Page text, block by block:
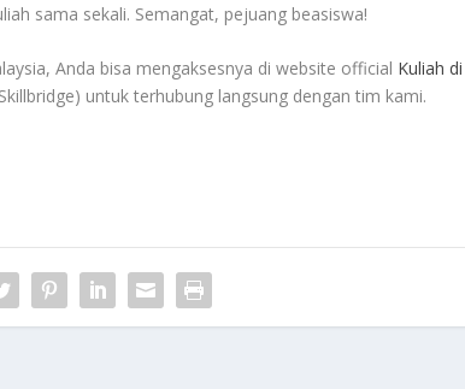
sama sekali. Semangat, pejuang beasiswa!
Anda bisa mengaksesnya di website official Kuliah
untuk terhubung langsung dengan tim kami.